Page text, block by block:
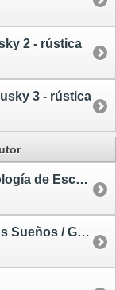
2 - rústica
3 - rústica
Poshumanas y Distópicas. Antología de Escritoras Españolas de Ciencia Ficción
La Isla del Tesoro. El Mapa de los Sueños / Graphiclassic 2